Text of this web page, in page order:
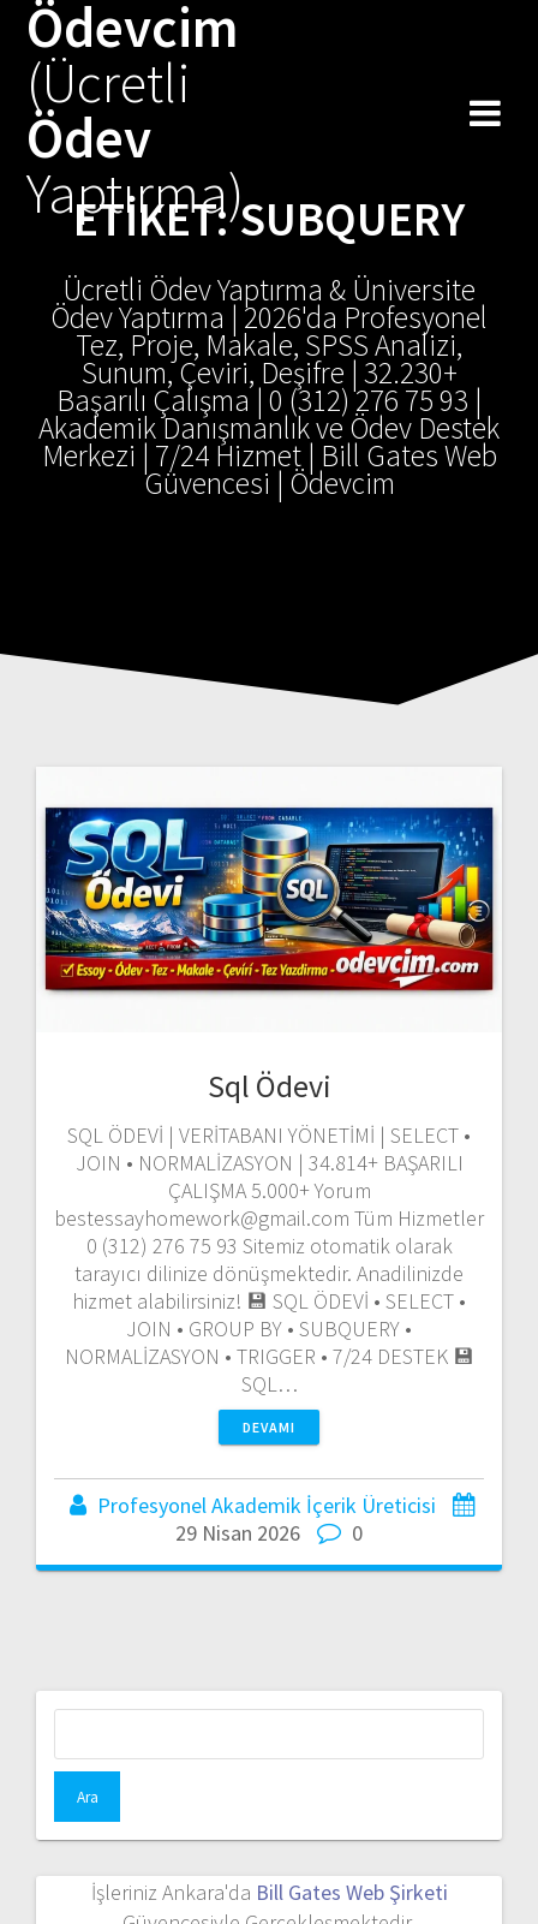
Ödevcim
(Ücretli
Ödev
Yaptırma)
ETIKET:SUBQUERY
Ücretli Ödev Yaptırma & Üniversite
Ödev Yaptırma | 2026'da Profesyonel
Tez, Proje, Makale, SPSS Analizi,
Sunum, Çeviri, Deşifre | 32.230+
Başarılı Çalışma | 0 (312) 276 75 93 |
Akademik Danışmanlık ve Ödev Destek
Merkezi | 7/24 Hizmet | Bill Gates Web
Güvencesi | Ödevcim
Sql Ödevi
SQL ÖDEVİ | VERİTABANI YÖNETİMİ | SELECT •
JOIN • NORMALİZASYON | 34.814+ BAŞARILI
ÇALIŞMA 5.000+ Yorum
bestessayhomework@gmail.com Tüm Hizmetler
0 (312) 276 75 93 Sitemiz otomatik olarak
tarayıcı dilinize dönüşmektedir. Anadilinizde
hizmet alabilirsiniz! 💾 SQL ÖDEVİ • SELECT •
JOIN • GROUP BY • SUBQUERY •
NORMALİZASYON • TRIGGER • 7/24 DESTEK 💾
SQL…
DEVAMI
Profesyonel Akademik İçerik Üreticisi
29 Nisan 2026
0
İşleriniz Ankara'da Bill Gates Web Şirketi